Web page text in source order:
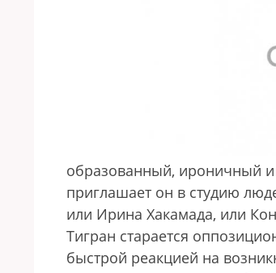
образованный, ироничный
приглашает он в студию
или Ирина Хакамада, или
Тигран старается
быстрой реакцией на